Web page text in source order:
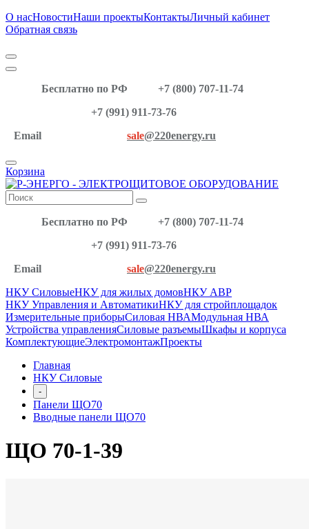
О насНовостиНаши проектыКонтактыЛичный кабинет
Обратная связь
Бесплатно по РФ
+7 (800) 707-11-74
+7 (991) 911-73-76
Email
sale@220energy.ru
Корзина
Бесплатно по РФ
+7 (800) 707-11-74
+7 (991) 911-73-76
Email
sale@220energy.ru
НКУ СиловыеНКУ для жилых домовНКУ АВР
НКУ Управления и АвтоматикиНКУ для стройплощадок
Измерительные приборыСиловая НВАМодульная НВА
Устройства управленияСиловые разъемыШкафы и корпуса
КомплектующиеЭлектромонтажПроекты
Главная
НКУ Силовые
-
Панели ЩО70
Вводные панели ЩО70
ЩО 70-1-39